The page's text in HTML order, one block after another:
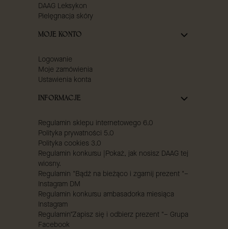
DAAG Leksykon
Pielęgnacja skóry
MOJE KONTO
Logowanie
Moje zamówienia
Ustawienia konta
INFORMACJE
Regulamin sklepu internetowego 6.0
Polityka prywatności 5.0
Polityka cookies 3.0
Regulamin konkursu |Pokaż, jak nosisz DAAG tej
wiosny.
Regulamin "Bądź na bieżąco i zgarnij prezent "–
Instagram DM
Regulamin konkursu ambasadorka miesiąca
Instagram
Regulamin"Zapisz się i odbierz prezent "– Grupa
Facebook